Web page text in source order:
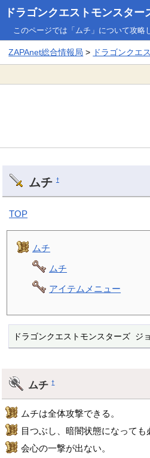
ドラゴンクエストモンスタ
このページでは「ムチ」について攻略
ZAPAnet総合情報局 > ドラゴンクエ
ムチ †
TOP
ムチ
ムチ
アイテムメニュー
ドラゴンクエストモンスターズ ジ
ムチ†
ムチは全体攻撃できる。
目つぶし、暗闇状態になっても
会心の一撃が出ない。